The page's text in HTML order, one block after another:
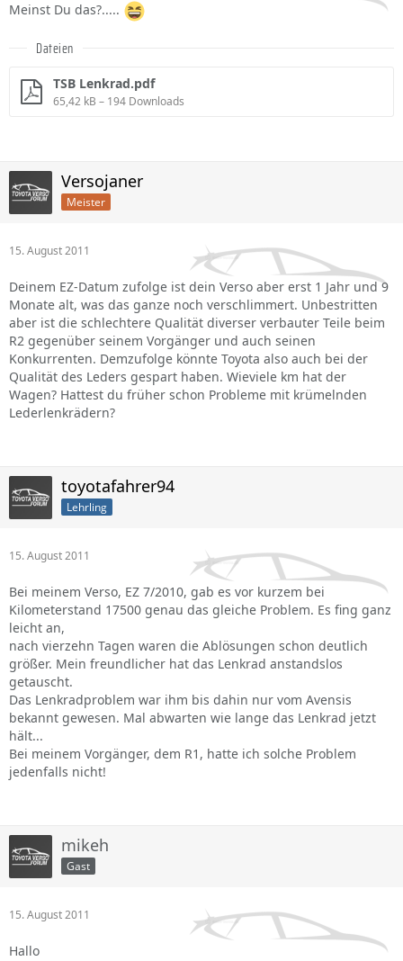
Meinst Du das?.....
Dateien
TSB Lenkrad.pdf
65,42 kB – 194 Downloads
Versojaner
Meister
15. August 2011
Deinem EZ-Datum zufolge ist dein Verso aber erst 1 Jahr und 9
Monate alt, was das ganze noch verschlimmert. Unbestritten
aber ist die schlechtere Qualität diverser verbauter Teile beim
R2 gegenüber seinem Vorgänger und auch seinen
Konkurrenten. Demzufolge könnte Toyota also auch bei der
Qualität des Leders gespart haben. Wieviele km hat der
Wagen? Hattest du früher schon Probleme mit krümelnden
Lederlenkrädern?
toyotafahrer94
Lehrling
15. August 2011
Bei meinem Verso, EZ 7/2010, gab es vor kurzem bei
Kilometerstand 17500 genau das gleiche Problem. Es fing ganz
leicht an,
nach vierzehn Tagen waren die Ablösungen schon deutlich
größer. Mein freundlicher hat das Lenkrad anstandslos
getauscht.
Das Lenkradproblem war ihm bis dahin nur vom Avensis
bekannt gewesen. Mal abwarten wie lange das Lenkrad jetzt
hält...
Bei meinem Vorgänger, dem R1, hatte ich solche Problem
jedenfalls nicht!
mikeh
Gast
15. August 2011
Hallo